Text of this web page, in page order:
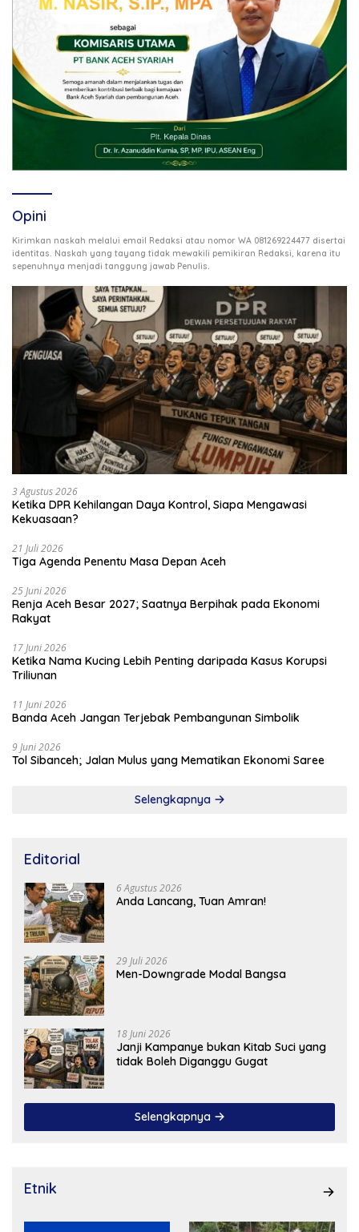
Opini
Kirimkan naskah melalui email Redaksi atau nomor WA 081269224477 disertai
identitas. Naskah yang tayang tidak mewakili pemikiran Redaksi, karena itu
sepenuhnya menjadi tanggung jawab Penulis.
3 Agustus 2026
Ketika DPR Kehilangan Daya Kontrol, Siapa Mengawasi
Kekuasaan?
21 Juli 2026
Tiga Agenda Penentu Masa Depan Aceh
25 Juni 2026
Renja Aceh Besar 2027; Saatnya Berpihak pada Ekonomi
Rakyat
17 Juni 2026
Ketika Nama Kucing Lebih Penting daripada Kasus Korupsi
Triliunan
11 Juni 2026
Banda Aceh Jangan Terjebak Pembangunan Simbolik
9 Juni 2026
Tol Sibanceh; Jalan Mulus yang Mematikan Ekonomi Saree
Selengkapnya
Editorial
6 Agustus 2026
Anda Lancang, Tuan Amran!
29 Juli 2026
Men-Downgrade Modal Bangsa
18 Juni 2026
Janji Kampanye bukan Kitab Suci yang
tidak Boleh Diganggu Gugat
Selengkapnya
Etnik